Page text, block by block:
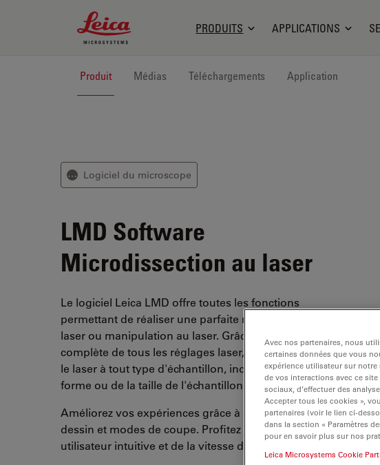
Leica Microsystems Logo
PRODUITS APPLICATIONS
Produit Médias Téléchargements Application
⋯ Logiciel du microscope
LMD Software
Microdissection au laser
Le logiciel Leica LMD offre toutes les fonctions
permettant de réaliser une parfaite microdissection au
laser ou manipulation au laser. Grâce à la commande
complète de tous les réglages laser, vous pouvez ajuster
le laser à tout type d'échantillon, indépendamment de la
forme ou de la taille de l'échantillon.
Améliorez vos expériences grâce à différents outils de
dessin et modes de coupe. Profitez de l'interface
utilisateur intuitive et de la vitesse du système.
Avec nos partenaires, nous
certaines données que vous
expérience utilisateur sur
de vos interactions avec ce
sociaux, d’effectuer des
Accepter tous les cookies »,
partenaires (voir le lien ci-
dans la section « Paramètres
pour en savoir plus sur nos
Leica Microsystems Cookie